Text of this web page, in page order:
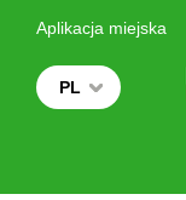
Aplikacja miejska
PL